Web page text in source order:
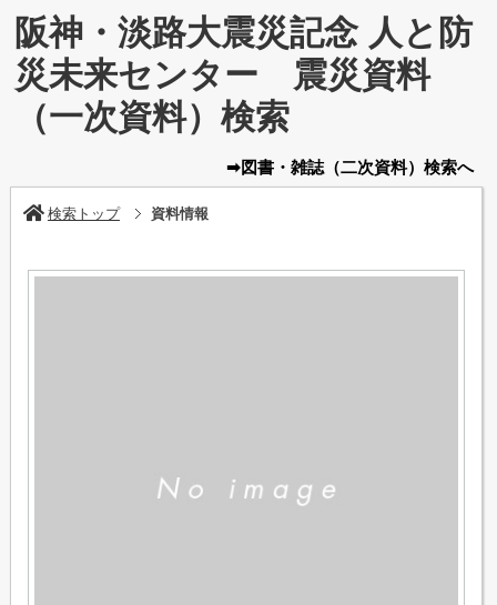
阪神・淡路大震災記念 人と防
災未来センター 震災資料
（一次資料）検索
➡図書・雑誌（二次資料） 検索へ
検索トップ 資料情報